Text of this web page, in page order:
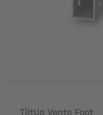
TiltUp Vento Foot